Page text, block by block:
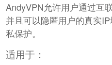
AndyVPN允许用户通过互
并且可以隐匿用户的真实
私保护。
适用于：